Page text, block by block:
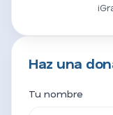
Haz una
Tu nombre